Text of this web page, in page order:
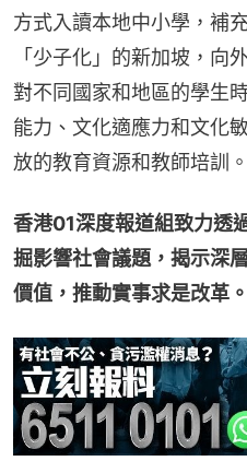
方式入讀本地中小學，補
「少子化」的新加坡，向
對不同國家和地區的學生
能力、文化適應力和文化
放的教育資源和教師培訓。
香港01深度報道組致力透
掘影響社會議題，揭示深
價值，推動實事求是改革。